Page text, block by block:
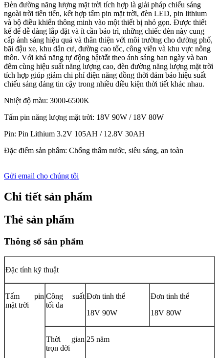
Đèn đường năng lượng mặt trời tích hợp là giải pháp chiếu sáng
ngoài trời tiên tiến, kết hợp tấm pin mặt trời, đèn LED, pin lithium
và bộ điều khiển thông minh vào một thiết bị nhỏ gọn. Được thiết
kế để dễ dàng lắp đặt và ít cần bảo trì, những chiếc đèn này cung
cấp ánh sáng hiệu quả và thân thiện với môi trường cho đường phố,
bãi đậu xe, khu dân cư, đường cao tốc, công viên và khu vực nông
thôn. Với khả năng tự động bật/tắt theo ánh sáng ban ngày và ban
đêm cùng hiệu suất năng lượng cao, đèn đường năng lượng mặt trời
tích hợp giúp giảm chi phí điện năng đồng thời đảm bảo hiệu suất
chiếu sáng đáng tin cậy trong nhiều điều kiện thời tiết khác nhau.
Nhiệt độ màu: 3000-6500K
Tấm pin năng lượng mặt trời: 18V 90W / 18V 80W
Pin: Pin Lithium 3.2V 105AH / 12.8V 30AH
Đặc điểm sản phẩm: Chống thấm nước, siêu sáng, an toàn
Gửi email cho chúng tôi
Chi tiết sản phẩm
Thẻ sản phẩm
Thông số sản phẩm
Đặc tính kỹ thuật
Tấm pin
mặt trời
Công suất
tối đa
Đơn tinh thể
18V 90W
Đơn tinh thể
18V 80W
Thời gian
trọn đời
25 năm